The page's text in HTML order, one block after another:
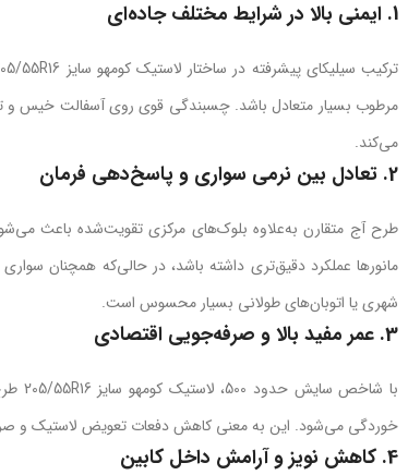
1. ایمنی بالا در شرایط مختلف جاده‌ای
مرطوب بسیار متعادل باشد. چسبندگی قوی روی آسفالت خیس و
می‌کند.
2. تعادل بین نرمی سواری و پاسخ‌دهی فرمان
مانورها عملکرد دقیق‌تری داشته باشد، در حالی‌که همچنان
شهری یا اتوبان‌های طولانی بسیار محسوس است.
3. عمر مفید بالا و صرفه‌جویی اقتصادی
خوردگی می‌شود. این به معنی کاهش دفعات تعویض لاستیک و
4. کاهش نویز و آرامش داخل کابین